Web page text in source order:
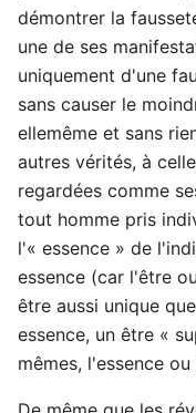
démontrer la
une de ses
uniquement d'une
sans causer le
ellemême et sans
autres vérités, à
regardées comme
tout homme pris
l'« essence » de
essence (car l'être
être aussi unique
essence, un être «
mêmes, l'essence